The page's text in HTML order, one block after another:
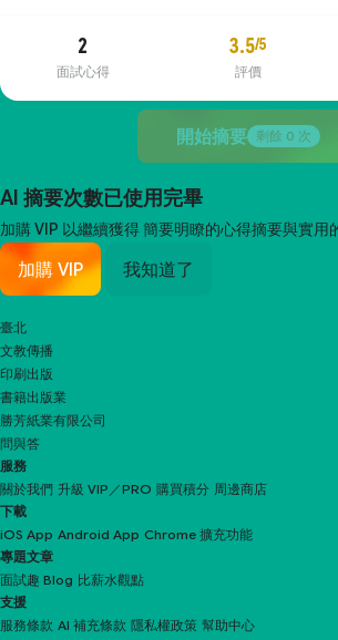
2
面試心得
3.5/5
評價
開始摘要 剩餘 0 次
AI 摘要次數已使用完畢
加購 VIP 以繼續獲得簡要明瞭的心得摘要與實用
加購 VIP 我知道了
臺北
文教傳播
印刷出版
書籍出版業
勝芳紙業有限公司
問與答
服務
關於我們 升級 VIP／PRO 購買積分 周邊商店
下載
iOS App Android App Chrome 擴充功能
專題文章
面試趣 Blog 比薪水觀點
支援
服務條款 AI 補充條款 隱私權政策 幫助中心